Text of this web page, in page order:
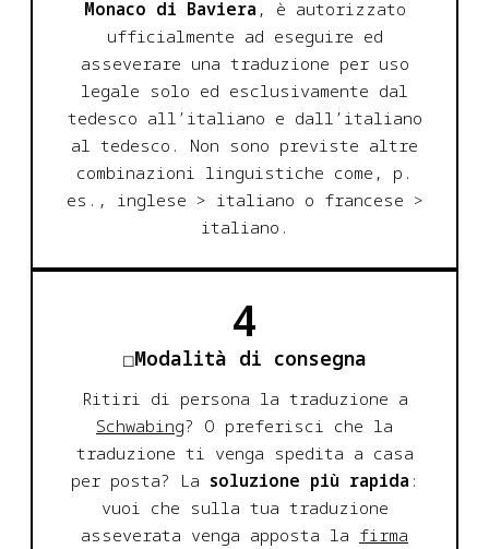
Monaco di Baviera , è autorizzato
ufficialmente ad eseguire ed
asseverare una traduzione per uso
legale solo ed esclusivamente dal
tedesco all’italiano e dall’italiano
al tedesco. Non sono previste altre
combinazioni linguistiche come, p.
es., inglese > italiano o francese >
italiano.
4
Modalità di consegna
Ritiri di persona la traduzione a
Schwabing? O preferisci che la
traduzione ti venga spedita a casa
per posta? La soluzione più rapida :
vuoi che sulla tua traduzione
asseverata venga apposta la firma